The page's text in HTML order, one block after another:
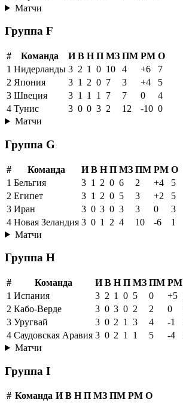
Матчи
Группа F
# Команда И В Н П МЗ ПМ РМ О
1 Нидерланды 3 2 1 0 10 4 +6
7
2 Япония 3 1 2 0 7 3 +4
5
3 Швеция 3 1 1 1 7 7 0
4
4 Тунис 3 0 0 3 2 12 -10 0
Матчи
Группа G
# Команда И В Н П МЗ ПМ РМ О
1 Бельгия 3 1 2 0 6 2 +4
5
2 Египет 3 1 2 0 5 3 +2
5
3 Иран 3 0 3 0 3 3 0
3
4 Новая Зеландия 3 0 1 2 4 10 -6
1
Матчи
Группа H
# Команда И В Н П МЗ ПМ РМ
1 Испания 3 2 1 0 5 0 +5
2 Кабо-Верде 3 0 3 0 2 2 0
3 Уругвай 3 0 2 1 3 4 -1
4 Саудовская Аравия 3 0 2 1 1 5 -4
Матчи
Группа I
# Команда И В Н П МЗ ПМ РМ О